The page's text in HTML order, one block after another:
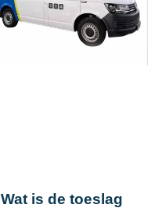
Wat is de toeslag